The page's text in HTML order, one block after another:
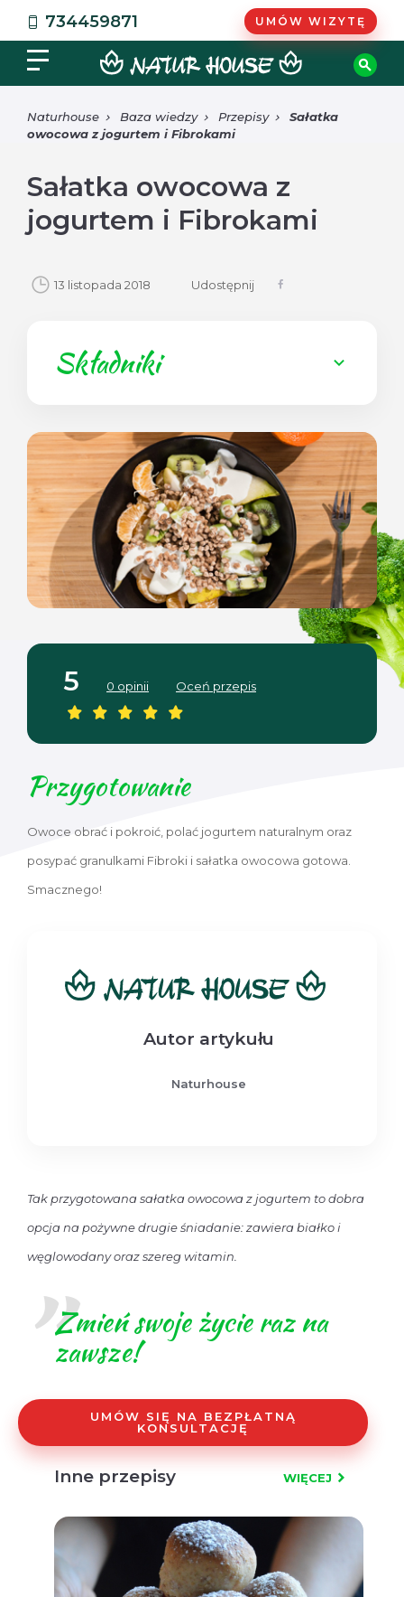
734459871 UMÓW WIZYTĘ
Naturhouse Baza wiedzy Przepisy
Sałatka
owocowa z jogurtem i Fibrokami
Sałatka owocowa z
jogurtem i Fibrokami
13 listopada 2018 Udostępnij
Składniki
5 0 opinii Oceń przepis
Przygotowanie
Owoce obrać i pokroić, polać jogurtem naturalnym oraz
posypać granulkami Fibroki i sałatka owocowa gotowa.
Smacznego!
Autor artykułu
Naturhouse
Tak przygotowana sałatka owocowa z jogurtem to dobra
opcja na pożywne drugie śniadanie: zawiera białko i
węglowodany oraz szereg witamin.
Zmień swoje życie raz na
zawsze!
UMÓW SIĘ NA BEZPŁATNĄ
KONSULTACJĘ
Inne przepisy WIĘCEJ